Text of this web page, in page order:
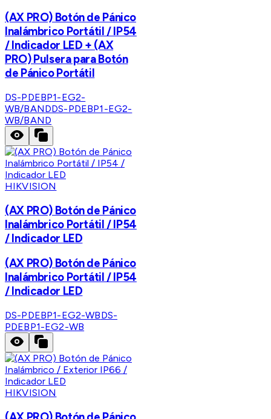
(AX PRO) Botón de Pánico
Inalámbrico Portátil / IP54
/ Indicador LED + (AX
PRO) Pulsera para Botón
de Pánico Portátil
DS-PDEBP1-EG2-
WB/BANDDS-PDEBP1-EG2-
WB/BAND
HIKVISION
(AX PRO) Botón de Pánico
Inalámbrico Portátil / IP54
/ Indicador LED
(AX PRO) Botón de Pánico
Inalámbrico Portátil / IP54
/ Indicador LED
DS-PDEBP1-EG2-WBDS-
PDEBP1-EG2-WB
HIKVISION